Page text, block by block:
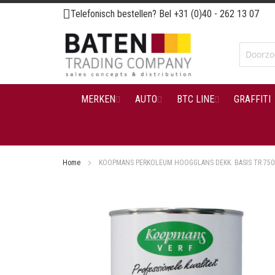
Ga
naar
de
inhoud
Telefonisch bestellen? Bel +31 (0)40 - 262 13 07
MERKEN AUTO BTC LINE GRAFFITI
Home KOOPMANS PERKOLEUM HOOGGLANS DEKK. BASIS TR